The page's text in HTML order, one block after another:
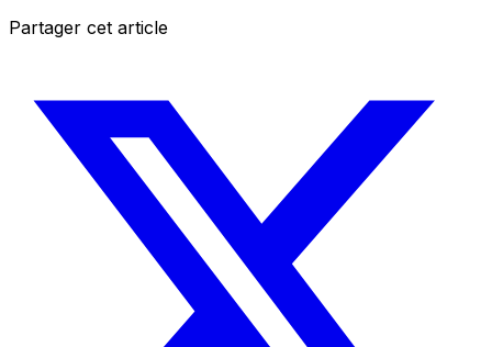
Partager cet article